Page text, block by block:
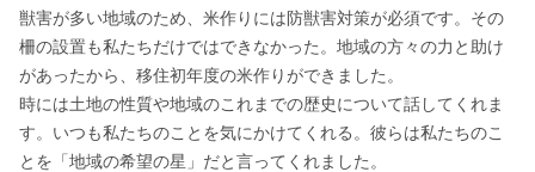
獣害が多い地域のため、米作りには防獣害対策が必須です。その
柵の設置も私たちだけではできなかった。地域の方々の力と助け
があったから、移住初年度の米作りができました。
時には土地の性質や地域のこれまでの歴史について話してくれま
す。いつも私たちのことを気にかけてくれる。彼らは私たちのこ
とを「地域の希望の星」だと言ってくれました。